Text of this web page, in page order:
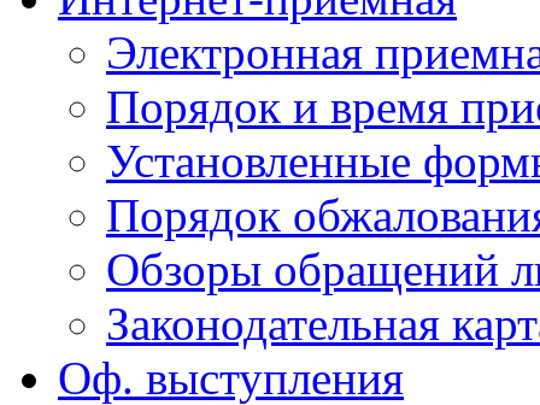
Электронная
Порядок и время
Установленные
Порядок
Обзоры обращений
Законодательная
Оф. выступления